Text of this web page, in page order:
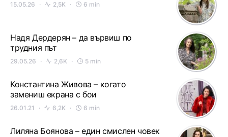
15.05.26 2,5K 6 min
Надя Дердерян – да вървиш по
трудния път
29.05.26 2,6K 5 min
Константина Живова – когато
замениш екрана с бои
26.01.21 6,2K 6 min
Лиляна Боянова – един смислен човек